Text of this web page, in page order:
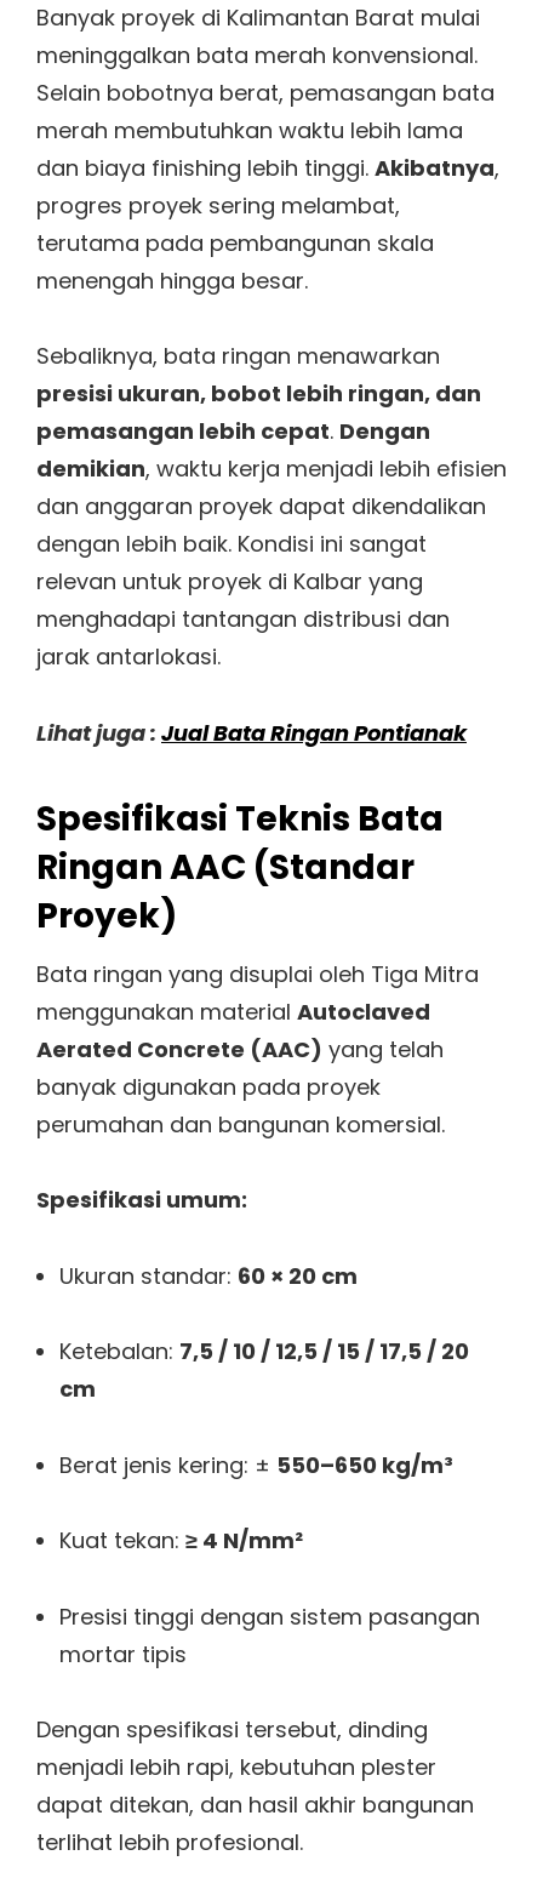
Banyak proyek di Kalimantan Barat mulai
meninggalkan bata merah konvensional.
Selain bobotnya berat, pemasangan bata
merah membutuhkan waktu lebih lama
dan biaya finishing lebih tinggi. Akibatnya,
progres proyek sering melambat,
terutama pada pembangunan skala
menengah hingga besar.
Sebaliknya, bata ringan menawarkan
presisi ukuran, bobot lebih ringan, dan
pemasangan lebih cepat. Dengan
demikian, waktu kerja menjadi lebih efisien
dan anggaran proyek dapat dikendalikan
dengan lebih baik. Kondisi ini sangat
relevan untuk proyek di Kalbar yang
menghadapi tantangan distribusi dan
jarak antarlokasi.
Lihat juga : Jual Bata Ringan Pontianak
Spesifikasi Teknis Bata
Ringan AAC (Standar
Proyek)
Bata ringan yang disuplai oleh Tiga Mitra
menggunakan material Autoclaved
Aerated Concrete (AAC) yang telah
banyak digunakan pada proyek
perumahan dan bangunan komersial.
Spesifikasi umum:
Ukuran standar: 60 × 20 cm
Ketebalan: 7,5 / 10 / 12,5 / 15 / 17,5 / 20
cm
Berat jenis kering: ± 550–650 kg/m³
Kuat tekan: ≥ 4 N/mm²
Presisi tinggi dengan sistem pasangan
mortar tipis
Dengan spesifikasi tersebut, dinding
menjadi lebih rapi, kebutuhan plester
dapat ditekan, dan hasil akhir bangunan
terlihat lebih profesional.